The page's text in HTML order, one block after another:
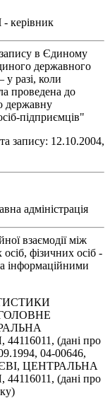
запису в Єдиному
державного
разі, коли
проведена до
державну
підприємців"
запису: 12.10.2004,
адміністрація
взаємодії між
фізичних осіб -
інформаційними
ГОЛОВНЕ
(дані про
04-00646,
ЦЕНТРАЛЬНА
(дані про